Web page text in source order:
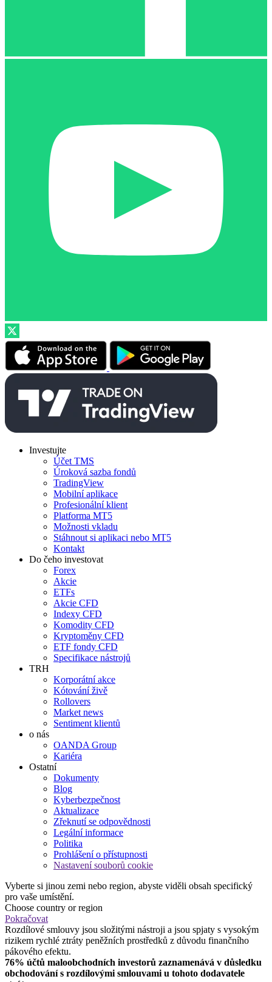
Investujte
Účet TMS
Úroková sazba fondů
TradingView
Mobilní aplikace
Profesionální klient
Platforma MT5
Možnosti vkladu
Stáhnout si aplikaci nebo MT5
Kontakt
Do čeho investovat
Forex
Akcie
ETFs
Akcie CFD
Indexy CFD
Komodity CFD
Kryptoměny CFD
ETF fondy CFD
Specifikace nástrojů
TRH
Korporátní akce
Kótování živě
Rollovers
Market news
Sentiment klientů
o nás
OANDA Group
Kariéra
Ostatní
Dokumenty
Blog
Kyberbezpečnost
Aktualizace
Zřeknutí se odpovědnosti
Legální informace
Politika
Prohlášení o přístupnosti
Nastavení souborů cookie
Vyberte si jinou zemi nebo region, abyste viděli obsah specifický
pro vaše umístění.
Choose country or region
Pokračovat
Rozdílové smlouvy jsou složitými nástroji a jsou spjaty s vysokým
rizikem rychlé ztráty peněžních prostředků z důvodu finančního
pákového efektu.
76% účtů maloobchodních investorů zaznamenává v důsledku
obchodování s rozdílovými smlouvami u tohoto dodavatele